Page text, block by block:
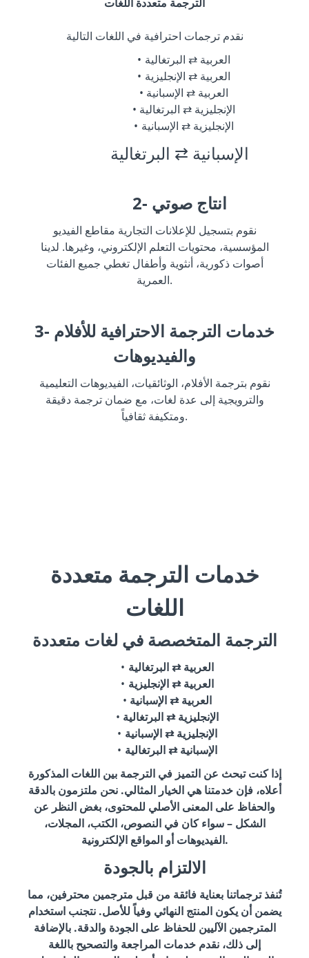
نقدم ترجمات احترافية في اللغات التالية
العربية ⇄ البرتغالية
العربية ⇄ الإنجليزية
العربية ⇄ الإسبانية
الإنجليزية ⇄ البرتغالية
الإنجليزية ⇄ الإسبانية
الإسبانية ⇄ البرتغالية
2- انتاج صوتي
نقوم بتسجيل للإعلانات التجارية مقاطع الفيديو
المؤسسية، محتويات التعلم الإلكتروني، وغيرها. لدينا
أصوات ذكورية، أنثوية وأطفال تغطي جميع الفئات
العمرية.
3- خدمات الترجمة الاحترافية للأفلام
والفيديوهات
نقوم بترجمة الأفلام، الوثائقيات، الفيديوهات التعليمية
والترويجية إلى عدة لغات، مع ضمان ترجمة دقيقة
ومتكيفة ثقافياً.
خدمات الترجمة متعددة
اللغات
الترجمة المتخصصة في لغات متعددة
العربية ⇄ البرتغالية
العربية ⇄ الإنجليزية
العربية ⇄ الإسبانية
الإنجليزية ⇄ البرتغالية
الإنجليزية ⇄ الإسبانية
الإسبانية ⇄ البرتغالية
إذا كنت تبحث عن التميز في الترجمة بين اللغات المذكورة
أعلاه، فإن خدمتنا هي الخيار المثالي. نحن ملتزمون بالدقة
والحفاظ على المعنى الأصلي للمحتوى، بغض النظر عن
الشكل – سواء كان في النصوص، الكتب، المجلات،
الفيديوهات أو المواقع الإلكترونية.
الالتزام بالجودة
تُنفذ ترجماتنا بعناية فائقة من قبل مترجمين محترفين، مما
يضمن أن يكون المنتج النهائي وفياً للأصل. نتجنب استخدام
المترجمين الآليين للحفاظ على الجودة والدقة. بالإضافة
إلى ذلك، نقدم خدمات المراجعة والتصحيح باللغة